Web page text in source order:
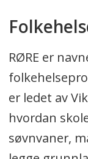
RØRE er
er ledet av
hvordan
søvnvaner,